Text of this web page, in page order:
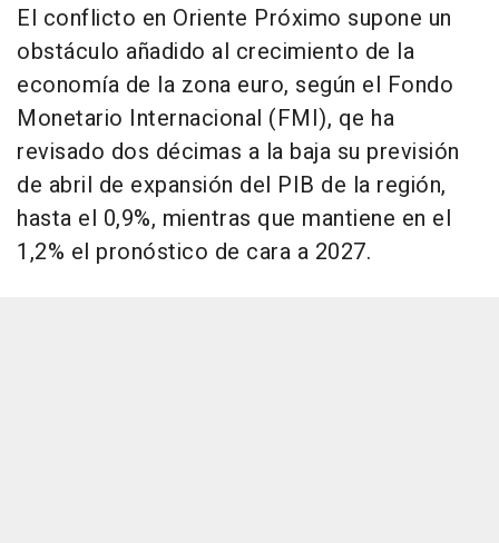
El conflicto en Oriente Próximo supone un
obstáculo añadido al crecimiento de la
economía de la zona euro, según el Fondo
Monetario Internacional (FMI), qe ha
revisado dos décimas a la baja su previsión
de abril de expansión del PIB de la región,
hasta el 0,9%, mientras que mantiene en el
1,2% el pronóstico de cara a 2027.